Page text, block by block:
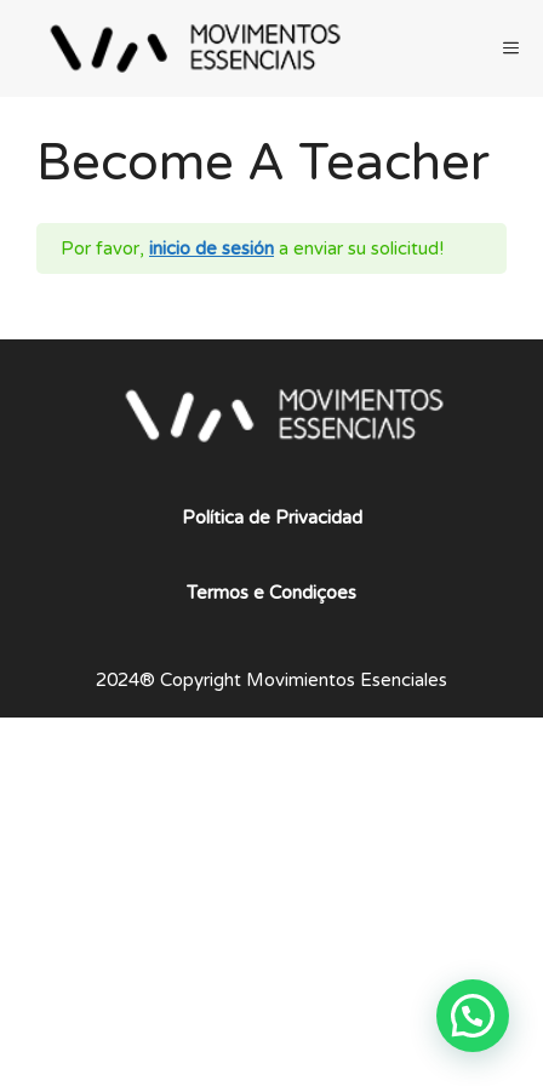
contenido
Become A Teacher
Por favor, inicio de sesión a enviar su solicitud!
Política de Privacidad
Termos e Condiçoes
2024® Copyright Movimientos Esenciales